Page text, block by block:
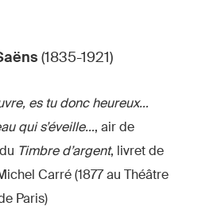
(1835-1921)
es tu donc heureux…
qui s’éveille…, air de
Timbre d’argent, livret de
Carré (1877 au Théâtre
Paris)